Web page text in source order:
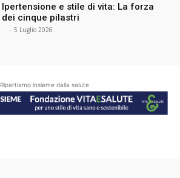
Ipertensione e stile di vita: La forza
dei cinque pilastri
- 5 Luglio 2026
Ripartiamo insieme dalla salute